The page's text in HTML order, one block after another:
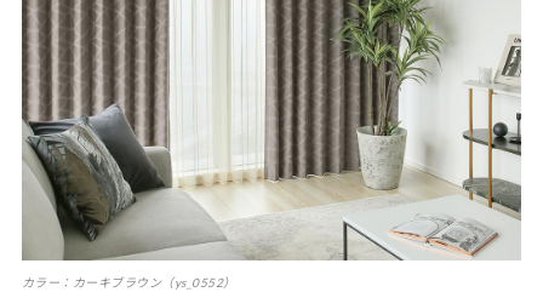
カラー：カーキブラウン（ys_0552）